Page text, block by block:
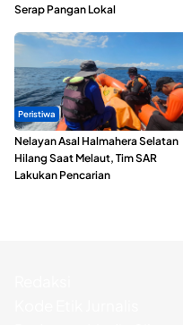
Serap Pangan Lokal
Peristiwa
Nelayan Asal Halmahera Selatan
Hilang Saat Melaut, Tim SAR
Lakukan Pencarian